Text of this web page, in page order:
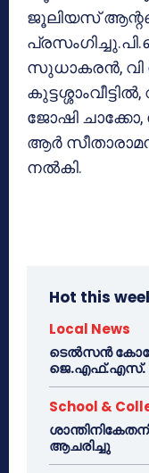
ജൂലിയസ്
സുധാകരന്‍,
ജോഷി
ആര്‍
നല്‍കി.
Hot this
Local News
ടെൽസൻ
ജെ.എഫ്.എസ്.
School &
ആചരിച്ചു